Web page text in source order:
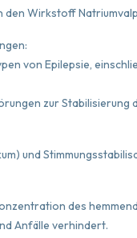
den Wirkstoff
von Epilepsie,
zur Stabilisierung
und
des
Anfälle verhindert.